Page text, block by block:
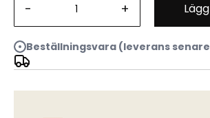
- +
Beställningsvara (leverans